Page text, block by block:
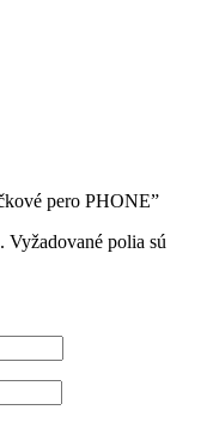
pero PHONE”
Vyžadované polia sú